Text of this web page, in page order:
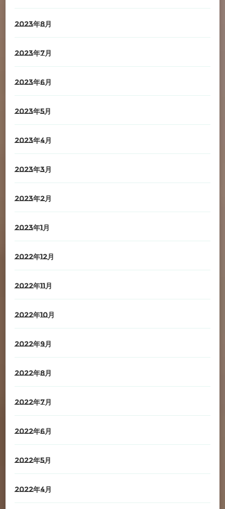
2023年8月
2023年7月
2023年6月
2023年5月
2023年4月
2023年3月
2023年2月
2023年1月
2022年12月
2022年11月
2022年10月
2022年9月
2022年8月
2022年7月
2022年6月
2022年5月
2022年4月